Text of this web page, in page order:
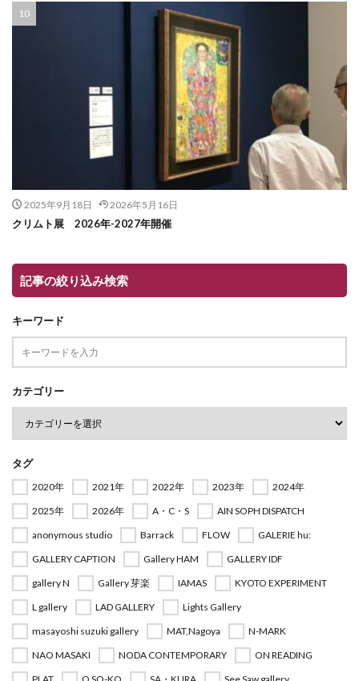
2025年9月18日 2026年5月16日
クリムト展 2026年-2027年開催
記事の絞り込み検索
キーワード
カテゴリー
タグ
2020年 2021年 2022年 2023年
2024年
2025年
2026年 A・C・S
AIN SOPH DISPATCH
anonymous studio
Barrack FLOW
GALERIE hu:
GALLERY CAPTION
Gallery HAM
GALLERY IDF
gallery N
Gallery 芽楽 IAMAS
KYOTO EXPERIMENT
L gallery
LAD GALLERY
Lights Gallery
masayoshi suzuki gallery
MAT,Nagoya
N-MARK
NAO MASAKI
NODA CONTEMPORARY
ON READING